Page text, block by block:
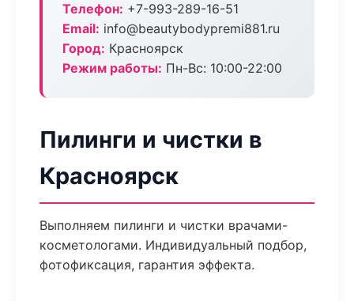
Телефон: +7-993-289-16-51
Email: info@beautybodypremi881.ru
Город: Красноярск
Режим работы: Пн-Вс: 10:00-22:00
Пилинги и чистки в
Красноярск
Выполняем пилинги и чистки врачами-
косметологами. Индивидуальный подбор,
фотофиксация, гарантия эффекта.